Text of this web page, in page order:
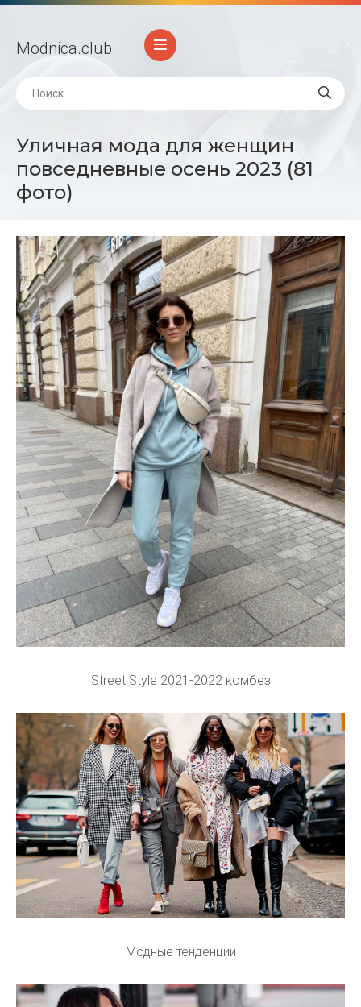
Modnica.club
Уличная мода для женщин
повседневные осень 2023 (81
фото)
Street Style 2021-2022 комбез
Модные тенденции